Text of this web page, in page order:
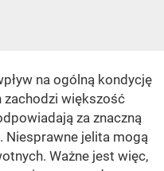
na ogólną kondycję
zachodzi większość
za znaczną
Niesprawne jelita mogą
Ważne jest więc,